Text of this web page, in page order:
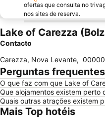
ofertas que consulta no
nos sites de reserva.
Lake of Carezza
Contacto
Carezza, Nova Levante, 00000
Perguntas
O que faz com que Lake of
Que alojamentos existem perto
Quais outras atrações existem
Mais Top hotéis